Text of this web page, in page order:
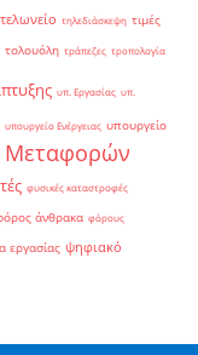
τελωνείο τηλεδιάσκεψη τιμές
τολουόλη τράπεζες τροπολογία
υπ. Εργασίας υπ.
υπουργείο Ενέργειας υπουργείο
Μεταφορών
φυσικές καταστροφές
άνθρακα φόρους
εργασίας ψηφιακό